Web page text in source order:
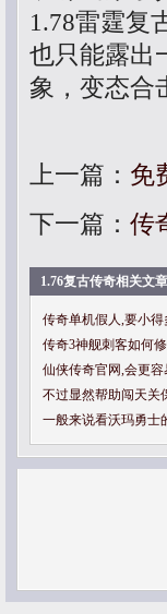
1.78雷霆复
也只能露出
象，变态合
上一篇： 免
下一篇： 传
1.76复古传奇相关文章
传奇单机假人,要小
传奇3神舰刺客如何
仙侠传奇官网,会更
不过显然帮助闯天关
一般来说看沃玛勇士